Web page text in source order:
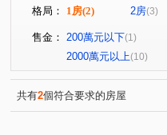
博館路 青海路二
河南東二街(1) 大
環中路三段 (1)
格局： 1房(2) 2房(3)
售金： 200萬元以下(1)
2000萬元以上(10)
共有2個符合要求的房屋